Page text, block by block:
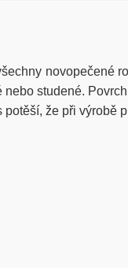
novopečené
nebo studené.
potěší, že při výrobě